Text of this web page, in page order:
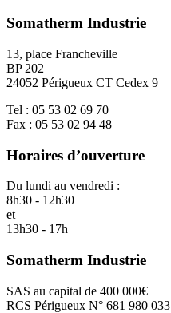
Somatherm Industrie
13, place Francheville
BP 202
24052 Périgueux CT Cedex 9
Tel : 05 53 02 69 70
Fax : 05 53 02 94 48
Horaires d’ouverture
Du lundi au vendredi :
8h30 - 12h30
et
13h30 - 17h
Somatherm Industrie
SAS au capital de 400 000€
RCS Périgueux N° 681 980 033